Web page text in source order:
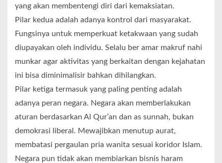
yang akan membentengi diri dari kemaksiatan.
Pilar kedua adalah adanya kontrol dari masyarakat.
Fungsinya untuk memperkuat ketakwaan yang sudah
diupayakan oleh individu. Selalu ber amar makruf nahi
munkar agar aktivitas yang berkaitan dengan kejahatan
ini bisa diminimalisir bahkan dihilangkan.
Pilar ketiga termasuk yang paling penting adalah
adanya peran negara. Negara akan memberlakukan
aturan berdasarkan Al Qur’an dan as sunnah, bukan
demokrasi liberal. Mewajibkan menutup aurat,
membatasi pergaulan pria wanita sesuai koridor Islam.
Negara pun tidak akan membiarkan bisnis haram